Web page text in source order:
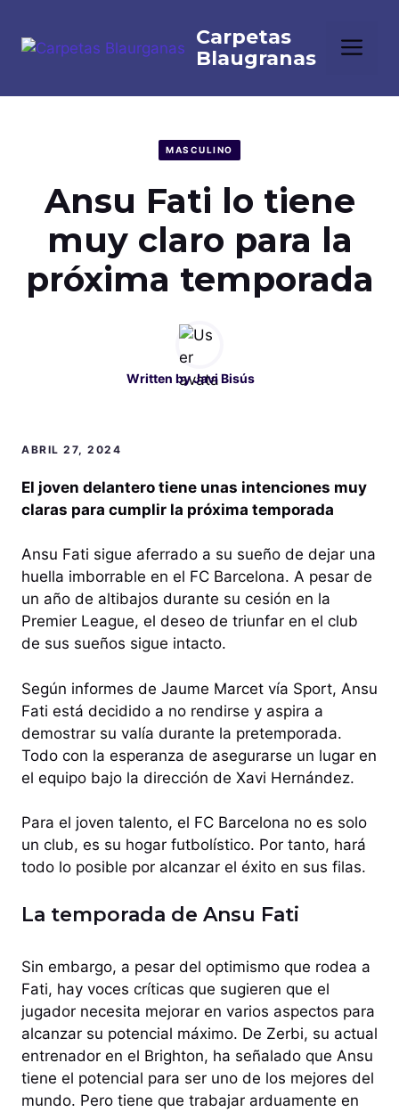
contenido
MASCULINO
Ansu Fati lo tiene
muy claro para la
próxima temporada
Written byJavi Bisús
ABRIL 27, 2024
El joven delantero tiene unas intenciones muy
claras para cumplir la próxima temporada
Ansu Fati sigue aferrado a su sueño de dejar una
huella imborrable en el FC Barcelona. A pesar de
un año de altibajos durante su cesión en la
Premier League, el deseo de triunfar en el club
de sus sueños sigue intacto.
Según informes de Jaume Marcet vía Sport, Ansu
Fati está decidido a no rendirse y aspira a
demostrar su valía durante la pretemporada.
Todo con la esperanza de asegurarse un lugar en
el equipo bajo la dirección de Xavi Hernández.
Para el joven talento, el FC Barcelona no es solo
un club, es su hogar futbolístico. Por tanto, hará
todo lo posible por alcanzar el éxito en sus filas.
La temporada de Ansu Fati
Sin embargo, a pesar del optimismo que rodea a
Fati, hay voces críticas que sugieren que el
jugador necesita mejorar en varios aspectos para
alcanzar su potencial máximo. De Zerbi, su actual
entrenador en el Brighton, ha señalado que Ansu
tiene el potencial para ser uno de los mejores del
mundo. Pero tiene que trabajar arduamente en